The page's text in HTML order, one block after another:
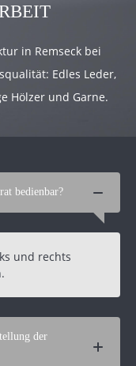
in Remseck bei
Edles Leder,
Hölzer und Garne.
bedienbar?
und rechts
der